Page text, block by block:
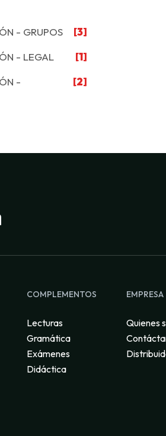
- GRUPOS
[3]
- LEGAL
[1]
-
[2]
COMPLEMENTOS
Lecturas
Gramática
Exámenes
Didáctica
EMPRESA
Quienes